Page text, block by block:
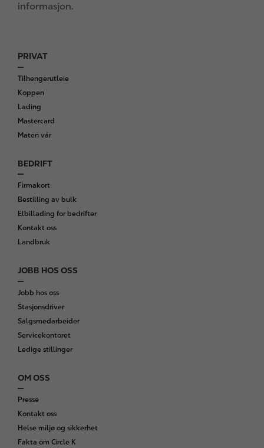
informasjon.
F
o
o
t
e
r
PRIVAT
Tilhengerutleie
Koppen
Lading
Mastercard
Maten vår
BEDRIFT
Firmakort
Bestilling av bulk
Elbillading for bedrifter
Kontakt oss
Landbruk
JOBB HOS OSS
Jobb hos oss
Stasjonsdriver
Salgsmedarbeider
Servicekontoret
Ledige stillinger
OM OSS
Presse
Kontakt oss
Helse miljø og sikkerhet
Fakta om Circle K